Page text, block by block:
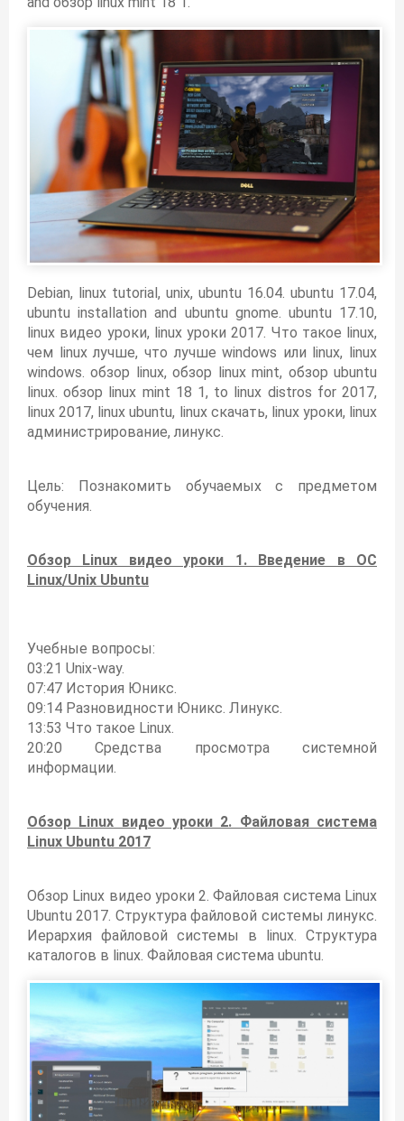
Debian, linux tutorial, unix, ubuntu 16.04. ubuntu 17.04,
ubuntu installation and ubuntu gnome. ubuntu 17.10,
linux видео уроки, linux уроки 2017. Что такое linux,
чем linux лучше, что лучше windows или linux, linux
windows. обзор linux, обзор linux mint, обзор ubuntu
linux. обзор linux mint 18 1, to linux distros for 2017,
linux 2017, linux ubuntu, linux скачать, linux уроки, linux
администрирование, линукс.
Цель: Познакомить обучаемых с предметом
обучения.
Обзор Linux видео уроки 1. Введение в ОС
Linux/Unix Ubuntu
Учебные вопросы:
03:21 Unix-way.
07:47 История Юникс.
09:14 Разновидности Юникс. Линукс.
13:53 Что такое Linux.
20:20 Средства просмотра системной
информации.
Обзор Linux видео уроки 2. Файловая система
Linux Ubuntu 2017
Обзор Linux видео уроки 2. Файловая система Linux
Ubuntu 2017. Структура файловой системы линукс.
Иерархия файловой системы в linux. Структура
каталогов в linux. Файловая система ubuntu.